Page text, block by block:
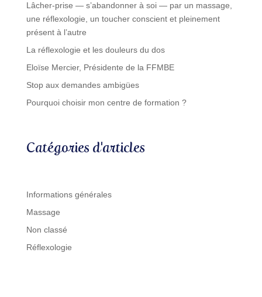
Lâcher-prise — s’abandonner à soi — par un massage,
une réflexologie, un toucher conscient et pleinement
présent à l’autre
La réflexologie et les douleurs du dos
Eloïse Mercier, Présidente de la FFMBE
Stop aux demandes ambigües
Pourquoi choisir mon centre de formation ?
Catégories d'articles
Informations générales
Massage
Non classé
Réflexologie